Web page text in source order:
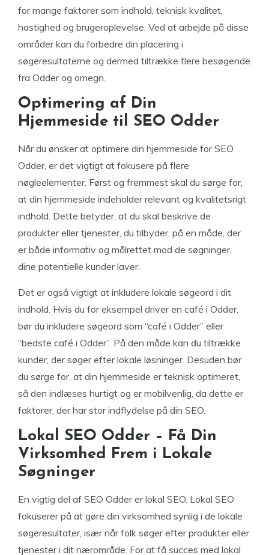
for mange faktorer som indhold, teknisk kvalitet,
hastighed og brugeroplevelse. Ved at arbejde på disse
områder kan du forbedre din placering i
søgeresultaterne og dermed tiltrække flere besøgende
fra Odder og omegn.
Optimering af Din
Hjemmeside til SEO Odder
Når du ønsker at optimere din hjemmeside for SEO
Odder, er det vigtigt at fokusere på flere
nøgleelementer. Først og fremmest skal du sørge for,
at din hjemmeside indeholder relevant og kvalitetsrigt
indhold. Dette betyder, at du skal beskrive de
produkter eller tjenester, du tilbyder, på en måde, der
er både informativ og målrettet mod de søgninger,
dine potentielle kunder laver.
Det er også vigtigt at inkludere lokale søgeord i dit
indhold. Hvis du for eksempel driver en café i Odder,
bør du inkludere søgeord som “café i Odder” eller
“bedste café i Odder”. På den måde kan du tiltrække
kunder, der søger efter lokale løsninger. Desuden bør
du sørge for, at din hjemmeside er teknisk optimeret,
så den indlæses hurtigt og er mobilvenlig, da dette er
faktorer, der har stor indflydelse på din SEO.
Lokal SEO Odder – Få Din
Virksomhed Frem i Lokale
Søgninger
En vigtig del af SEO Odder er lokal SEO. Lokal SEO
fokuserer på at gøre din virksomhed synlig i de lokale
søgeresultater, især når folk søger efter produkter eller
tjenester i dit nærområde. For at få succes med lokal